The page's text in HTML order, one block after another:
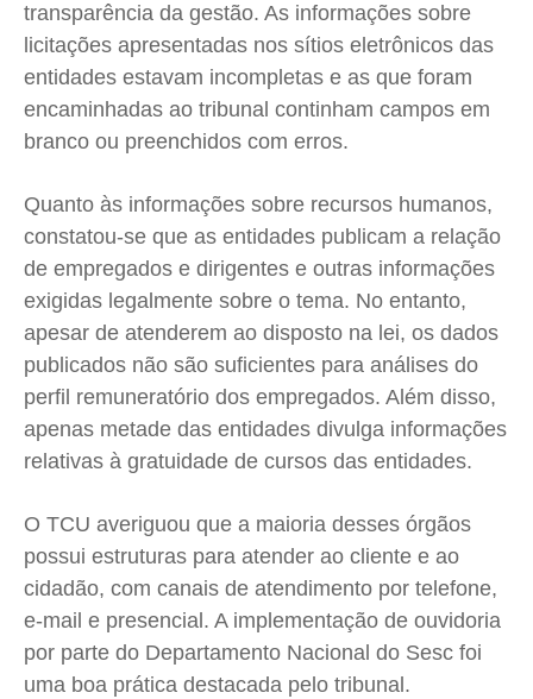
transparência da gestão. As informações sobre
licitações apresentadas nos sítios eletrônicos das
entidades estavam incompletas e as que foram
encaminhadas ao tribunal continham campos em
branco ou preenchidos com erros.
Quanto às informações sobre recursos humanos,
constatou-se que as entidades publicam a relação
de empregados e dirigentes e outras informações
exigidas legalmente sobre o tema. No entanto,
apesar de atenderem ao disposto na lei, os dados
publicados não são suficientes para análises do
perfil remuneratório dos empregados. Além disso,
apenas metade das entidades divulga informações
relativas à gratuidade de cursos das entidades.
O TCU averiguou que a maioria desses órgãos
possui estruturas para atender ao cliente e ao
cidadão, com canais de atendimento por telefone,
e-mail e presencial. A implementação de ouvidoria
por parte do Departamento Nacional do Sesc foi
uma boa prática destacada pelo tribunal.